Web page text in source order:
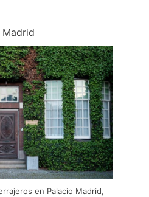
Madrid
en Palacio Madrid,